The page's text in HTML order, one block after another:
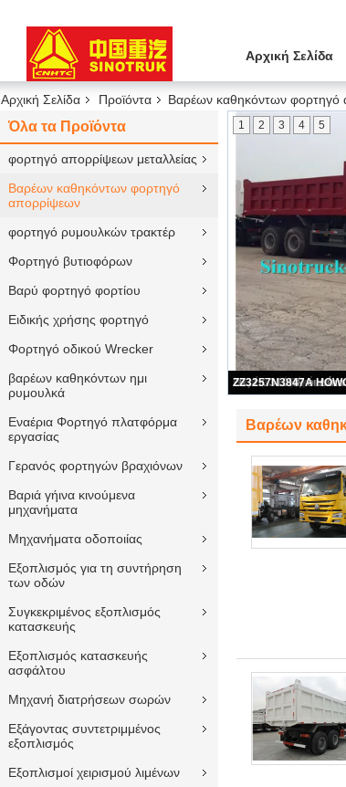
Αρχική Σελίδα
Αρχική Σελίδα Προϊόντα Βαρέων καθηκόντων φορτηγό
Όλα τα Προϊόντα
φορτηγό απορρίψεων μεταλλείας
Βαρέων καθηκόντων φορτηγό
απορρίψεων
φορτηγό ρυμουλκών τρακτέρ
Φορτηγό βυτιοφόρων
Βαρύ φορτηγό φορτίου
Ειδικής χρήσης φορτηγό
Φορτηγό οδικού Wrecker
βαρέων καθηκόντων ημι
ρυμουλκά
Εναέρια Φορτηγό πλατφόρμα
εργασίας
Γερανός φορτηγών βραχιόνων
Βαριά γήινα κινούμενα
μηχανήματα
Μηχανήματα οδοποιίας
Εξοπλισμός για τη συντήρηση
των οδών
Συγκεκριμένος εξοπλισμός
κατασκευής
Εξοπλισμός κατασκευής
ασφάλτου
Μηχανή διατρήσεων σωρών
Εξάγοντας συντετριμμένος
εξοπλισμός
Εξοπλισμοί χειρισμού λιμένων
1 2 3 4 5
Βαρέων